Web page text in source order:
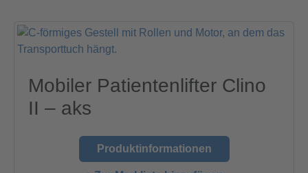
Mobiler Patientenlifter Clino
II – aks
Produktinformationen